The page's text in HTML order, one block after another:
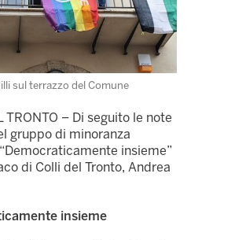
sul terrazzo del Comune
TRONTO – Di seguito le note
gruppo di minoranza
insieme”
di Colli del Tronto, Andrea
insieme